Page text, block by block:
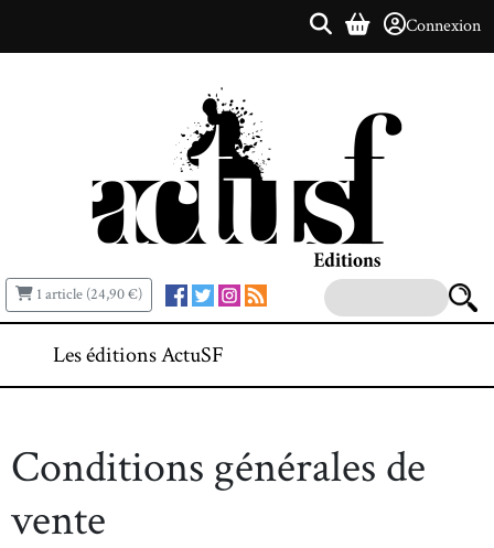
Connexion
1 article (24,90 €)
Les éditions ActuSF
Conditions générales de
vente